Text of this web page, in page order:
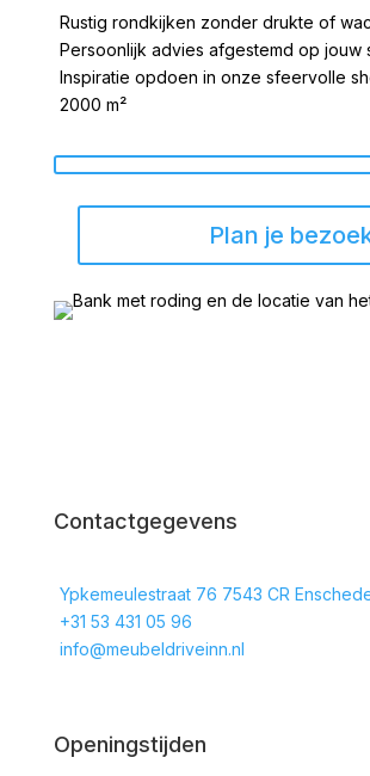
Rustig rondkijken zonder drukte of
Persoonlijk advies afgestemd op jouw
Inspiratie opdoen in onze sfeervolle
2000 m²
Plan je
Contactgegevens
Ypkemeulestraat 76 7543 CR
+31 53 431 05 96
info@meubeldriveinn.nl
Openingstijden